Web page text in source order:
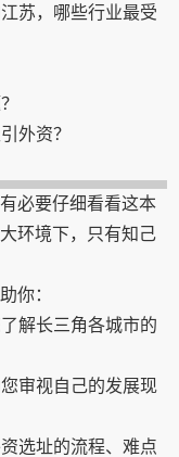
苏，哪些行业最受
外资？
必要仔细看看这本
环境下，只有知己
你：
解长三角各城市的
审视自己的发展现
选址的流程、难点